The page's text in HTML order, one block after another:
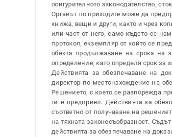
осигурителното законодателство,
Органът по приходите може да
книжа, вещи и други, както и чрез
или част от него, само където се
протокол, екземпляр от който се
обекта продължаване на срока на
определение, като определя срок за
Действията за обезпечаване на
директор по местонахождение на
Решението, с което се разпорежда
ги е предприел. Действията за
съответно от получаване на
на тяхната законосъобразност.
действията за обезпечаване на